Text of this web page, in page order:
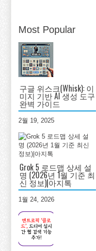
Most Popular
구글 위스크(Whisk): 이
미지 기반 AI 생성 도구
완벽 가이드
2월 19, 2025
Grok 5 로드맵 상세 설
명 (2026년 1월 기준 최
신 정보)|아지톡
1월 24, 2026